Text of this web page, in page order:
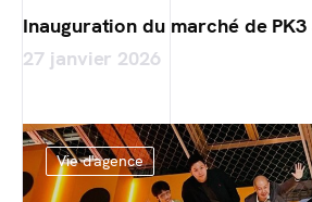
Inauguration du marché de
27 janvier 2026
Vie d'agence